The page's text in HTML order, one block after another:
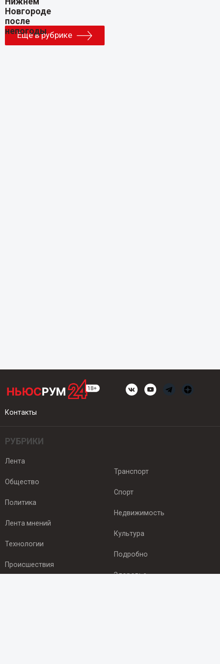
Еще в рубрике
Контакты
РУБРИКИ
Лента
Общество
Политика
Лента мнений
Технологии
Происшествия
Транспорт
Спорт
Недвижимость
Культура
Подробно
Здоровье